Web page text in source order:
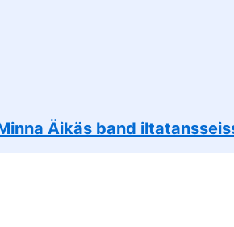
Äikäs band